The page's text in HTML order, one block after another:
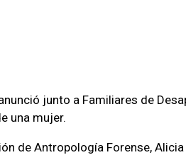
junto a Familiares de
una mujer.
de Antropología Forense,